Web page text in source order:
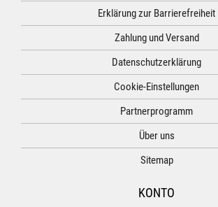
Erklärung zur Barrierefreiheit
Zahlung und Versand
Datenschutzerklärung
Cookie-Einstellungen
Partnerprogramm
Über uns
Sitemap
KONTO